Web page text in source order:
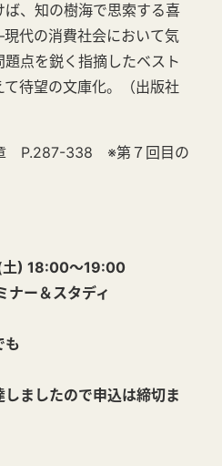
、知の樹海で思索する喜
代の消費社会において気
点を鋭く指摘したベスト
待望の文庫化。
（出版社
P.287-338 ※第７回目の
) 18:00～19:00
ナー＆スタディ
したので申込は締切ま